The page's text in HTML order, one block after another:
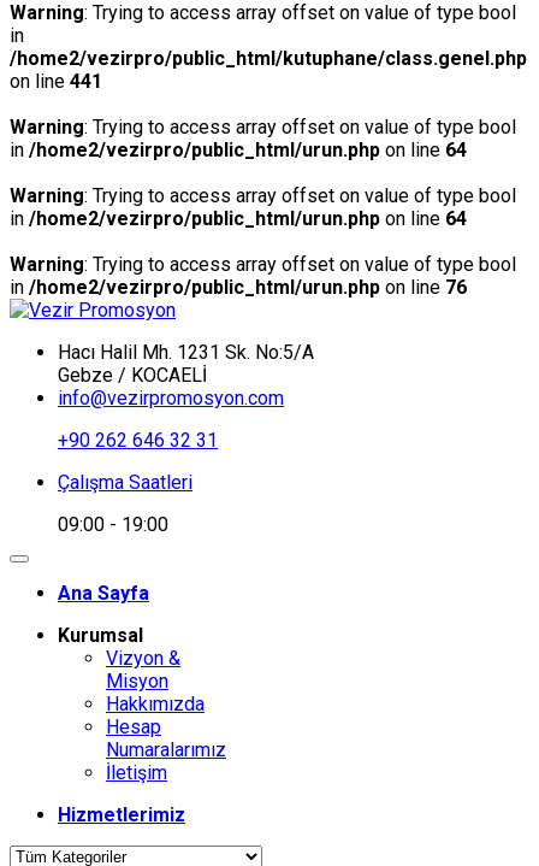
Warning: Trying to access array offset on value of type bool
in
/home2/vezirpro/public_html/kutuphane/class.genel.php
on line 441
Warning: Trying to access array offset on value of type bool
in /home2/vezirpro/public_html/urun.php on line 64
Warning: Trying to access array offset on value of type bool
in /home2/vezirpro/public_html/urun.php on line 64
Warning: Trying to access array offset on value of type bool
in /home2/vezirpro/public_html/urun.php on line 76
Hacı Halil Mh. 1231 Sk. No:5/A
Gebze / KOCAELİ
info@vezirpromosyon.com
+90 262 646 32 31
Çalışma Saatleri
09:00 - 19:00
Ana Sayfa
Kurumsal
Vizyon &
Misyon
Hakkımızda
Hesap
Numaralarımız
İletişim
Hizmetlerimiz